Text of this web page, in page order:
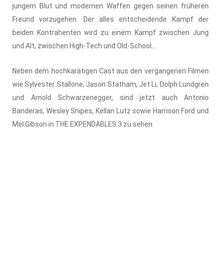
jungem Blut und modernen Waffen gegen seinen früheren
Freund vorzugehen. Der alles entscheidende Kampf der
beiden Kontrahenten wird zu einem Kampf zwischen Jung
und Alt, zwischen High-Tech und Old-School...
Neben dem hochkarätigen Cast aus den vergangenen Filmen
wie Sylvester Stallone, Jason Statham, Jet Li, Dolph Lundgren
und Arnold Schwarzenegger, sind jetzt auch Antonio
Banderas, Wesley Snipes, Kellan Lutz sowie Harrison Ford und
Mel Gibson in THE EXPENDABLES 3 zu sehen